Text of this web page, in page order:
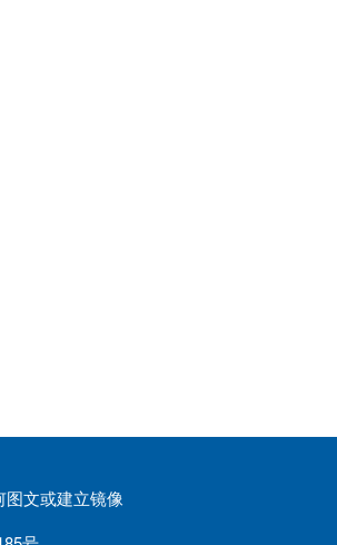
文或建立镜像